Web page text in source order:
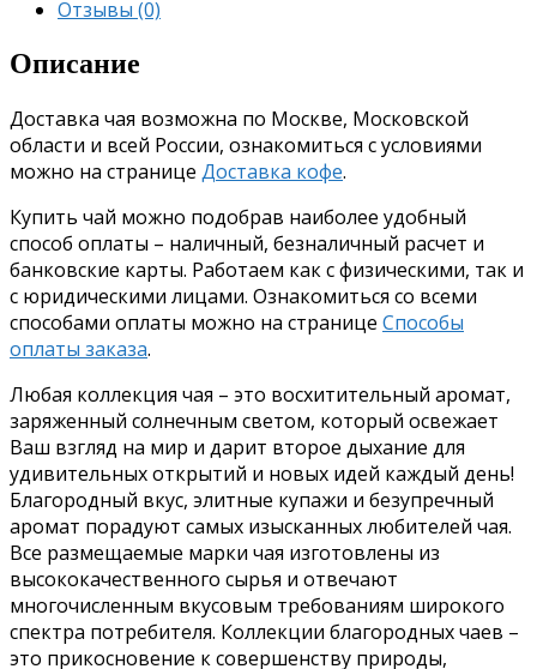
Отзывы (0)
Описание
Доставка чая возможна по Москве, Московской
области и всей России, ознакомиться с условиями
можно на странице Доставка кофе.
Купить чай можно подобрав наиболее удобный
способ оплаты – наличный, безналичный расчет и
банковские карты. Работаем как с физическими, так и
с юридическими лицами. Ознакомиться со всеми
способами оплаты можно на странице Способы
оплаты заказа.
Любая коллекция чая – это восхитительный аромат,
заряженный солнечным светом, который освежает
Ваш взгляд на мир и дарит второе дыхание для
удивительных открытий и новых идей каждый день!
Благородный вкус, элитные купажи и безупречный
аромат порадуют самых изысканных любителей чая.
Все размещаемые марки чая изготовлены из
высококачественного сырья и отвечают
многочисленным вкусовым требованиям широкого
спектра потребителя. Коллекции благородных чаев –
это прикосновение к совершенству природы,